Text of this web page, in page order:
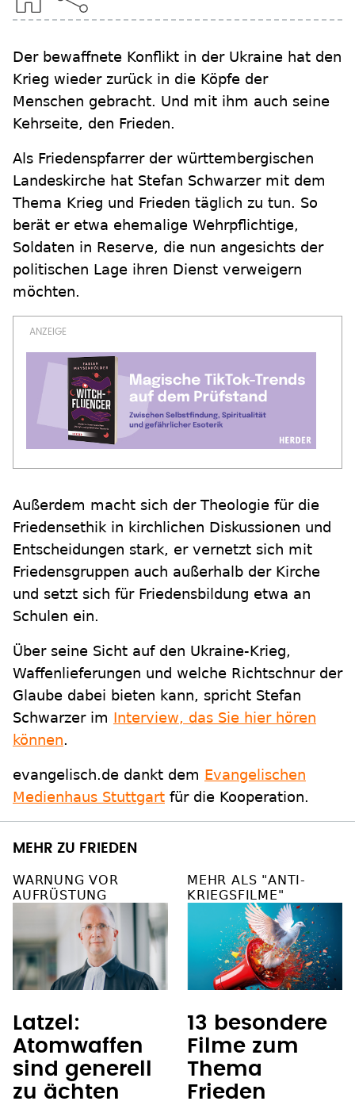
Der bewaffnete Konflikt in der Ukraine hat den
Krieg wieder zurück in die Köpfe der
Menschen gebracht. Und mit ihm auch seine
Kehrseite, den Frieden.
Als Friedenspfarrer der württembergischen
Landeskirche hat Stefan Schwarzer mit dem
Thema Krieg und Frieden täglich zu tun. So
berät er etwa ehemalige Wehrpflichtige,
Soldaten in Reserve, die nun angesichts der
politischen Lage ihren Dienst verweigern
möchten.
Außerdem macht sich der Theologie für die
Friedensethik in kirchlichen Diskussionen und
Entscheidungen stark, er vernetzt sich mit
Friedensgruppen auch außerhalb der Kirche
und setzt sich für Friedensbildung etwa an
Schulen ein.
Über seine Sicht auf den Ukraine-Krieg,
Waffenlieferungen und welche Richtschnur der
Glaube dabei bieten kann, spricht Stefan
Schwarzer im Interview, das Sie hier hören
können.
evangelisch.de dankt dem Evangelischen
Medienhaus Stuttgart für die Kooperation.
MEHR ZU FRIEDEN
WARNUNG VOR
AUFRÜSTUNG
Latzel:
Atomwaffen
sind generell
zu ächten
MEHR ALS "ANTI-
KRIEGSFILME"
13 besondere
Filme zum
Thema
Frieden